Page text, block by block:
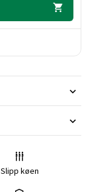
Slipp køen